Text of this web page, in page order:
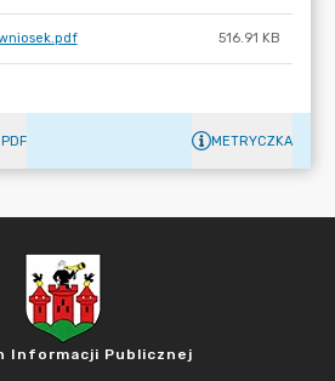
516.91 KB
METRYCZKA
Informacji Publicznej